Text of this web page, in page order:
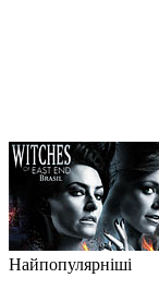
Найпопулярніші